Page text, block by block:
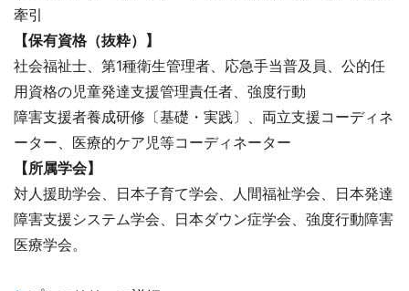
牽引
【保有資格（抜粋）】
社会福祉士、第1種衛生管理者、応急手当普及員、公的任
用資格の児童発達支援管理責任者、強度行動
障害支援者養成研修〔基礎・実践〕、両立支援コーディネ
ーター、医療的ケア児等コーディネーター
【所属学会】
対人援助学会、日本子育て学会、人間福祉学会、日本発達
障害支援システム学会、日本ダウン症学会、強度行動障害
医療学会。